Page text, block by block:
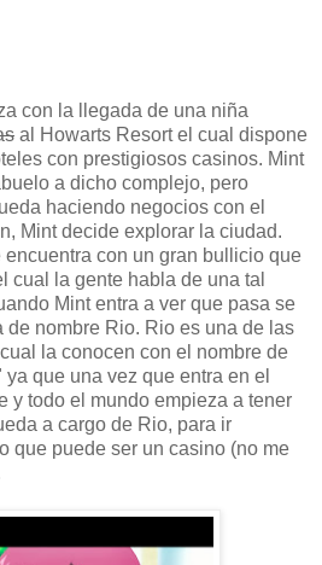
con la llegada de una niña
al Howarts Resort el cual dispone
con prestigiosos casinos. Mint
a dicho complejo, pero
haciendo negocios con el
Mint decide explorar la ciudad.
con un gran bullicio que
cual la gente habla de una tal
Mint entra a ver que pasa se
de nombre Rio. Rio es una de las
la conocen con el nombre de
que una vez que entra en el
y todo el mundo empieza a tener
a cargo de Rio, para ir
que puede ser un casino (no me